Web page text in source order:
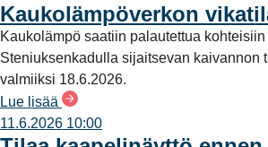
Kaukolämpöverkon
Kaukolämpö saatiin palautettua
Steniuksenkadulla sijaitsevan kaivannon
valmiiksi 18.6.2026.
Lue lisää
11.6.2026 10:00